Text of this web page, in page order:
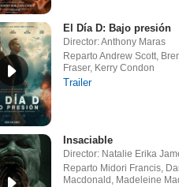
El Día D: Bajo presión
Director: Anthony Maras
Reparto Andrew Scott,
Fraser, Kerry Condon
Trailer
Insaciable
Director: Natalie Erika
Reparto Midori Francis,
Macdonald, Madeleine